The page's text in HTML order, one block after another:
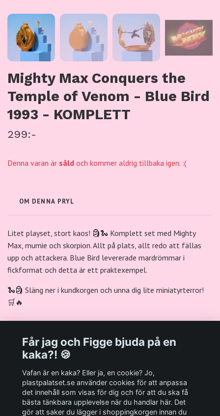
Mighty Max Conquers the
Temple of Venom - Blue Bird
1993 - KOMPLETT
299:-
Denna varan är såld och kommer aldrig tillbaka igen. :(
OM DENNA PRYL
Litet playset, stort kaos! 🗿🐍 Komplett set med Mighty
Max, mumie och skorpion. Allt på plats, allt redo att fällas
upp och attackera. Blue Bird levererade mardrömmar i
fickformat och detta är ett praktexempel.
🐍🗿 Släng ner i kundkorgen och unna dig lite miniatyrterror!
🛒🔥
Andra viktiga länkar:
Får jag och Figge bjuda på en
kaka?! 🍪
Vafan är en kaka? Eller ja, en cookie? Jo,
plastpalatset.se använder cookies för att anpassa
det innehåll som visas för dig och för att du ska få
bästa tänkbara upplevelse när du handlar här. Det
gör att saker du lägger i shoppingkorgen innan du